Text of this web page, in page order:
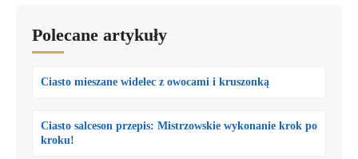
Polecane artykuły
Ciasto mieszane widelec z owocami i kruszonką
Ciasto salceson przepis: Mistrzowskie wykonanie krok po
kroku!